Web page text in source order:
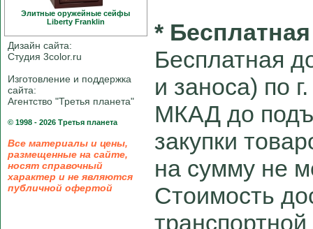
Элитные оружейные сейфы
Liberty Franklin
Дизайн сайта:
Студия 3color.ru
Изготовление и поддержка
сайта:
Агентство "Третья планета"
© 1998 - 2026 Третья планета
Все материалы и цены,
размещенные на сайте,
носят справочный
характер и не являются
публичной офертой
*
Бесплатная
и заноса) по
МКАД до
закупки
на сумму не
Стоимость